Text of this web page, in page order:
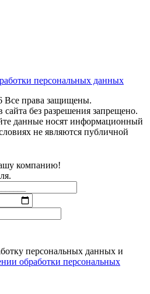
персональных данных
Все права защищены.
без разрешения запрещено.
данные носят информационный
не являются публичной
компанию!
персональных данных и
обработки персональных